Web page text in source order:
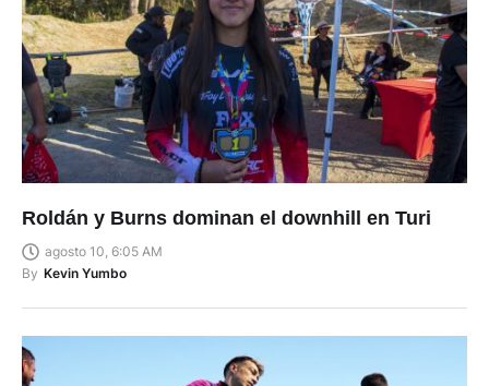
Roldán y Burns dominan el downhill en Turi
agosto 10, 6:05 AM
By Kevin Yumbo